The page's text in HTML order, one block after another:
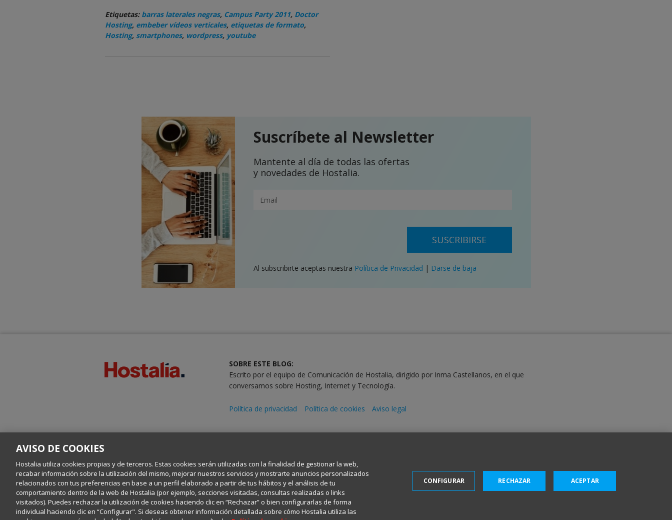
Etiquetas: barras laterales negras, Campus Party 2011, Doctor
Hosting, embeber vídeos verticales, etiquetas de formato,
Hosting, smartphones, wordpress, youtube
Suscríbete al Newsletter
Mantente al día de todas las ofertas
y novedades de Hostalia.
SUSCRIBIRSE
Al subscribirte aceptas nuestra Política de Privacidad | Darse de baja
SOBRE ESTE BLOG:
Escrito por el equipo de Comunicación de Hostalia, dirigido por Inma Castellanos, en el que
conversamos sobre Hosting, Internet y Tecnología.
Política de privacidad Política de cookies Aviso legal
Todos los Derechos Reservados
AVISO DE COOKIES
Hostalia utiliza cookies propias y de terceros. Estas cookies serán utilizadas con la finalidad de gestionar la web,
recabar información sobre la utilización del mismo, mejorar nuestros servicios y mostrarte anuncios personalizados
relacionados con tus preferencias en base a un perfil elaborado a partir de tus hábitos y el análisis de tu
comportamiento dentro de la web de Hostalia (por ejemplo, secciones visitadas, consultas realizadas o links
visitados). Puedes rechazar la utilización de cookies haciendo clic en “Rechazar” o bien configurarlas de forma
individual haciendo clic en “Configurar". Si deseas obtener información detallada sobre cómo Hostalia utiliza las
CONFIGURAR RECHAZAR ACEPTAR